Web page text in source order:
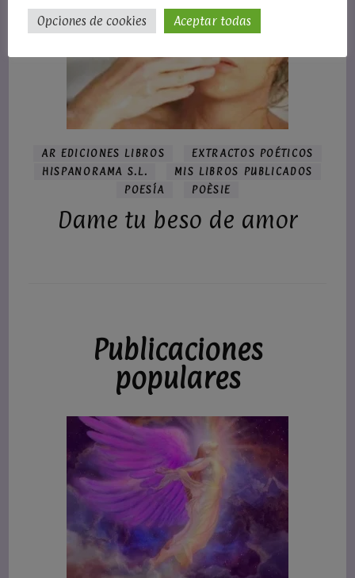
AR EDICIONES LIBROS
EXTRACTOS POÉTICOS
HISPANORAMA S.L.
MIS LIBROS PUBLICADOS
POESÍA
POÈSIE
Dame tu beso de amor
Publicaciones
populares
Opciones de cookies Aceptar todas